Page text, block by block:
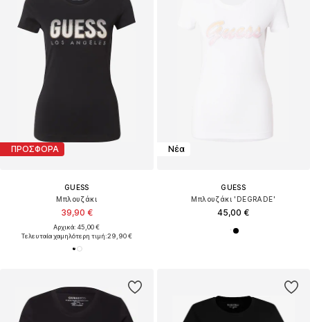
ΠΡΟΣΦΟΡΑ
GUESS
Μπλουζάκι
39,90 €
Αρχικά: 45,00 €
Τελευταία χαμηλότερη τιμή:29,90 €
Νέα
GUESS
Μπλουζάκι 'DEGRADE'
45,00 €